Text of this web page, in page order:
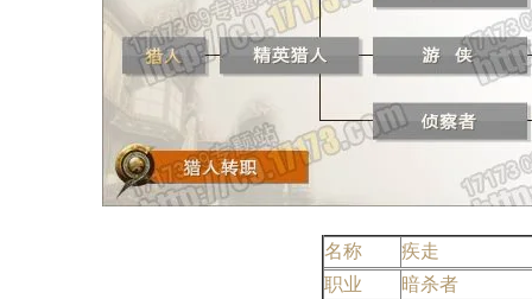
名称
疾走
职业
暗杀者